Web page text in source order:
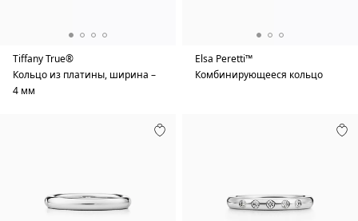
Tiffany True®
Кольцо из платины, ширина –
4 мм
Elsa Peretti™
Комбинирующееся кольцо